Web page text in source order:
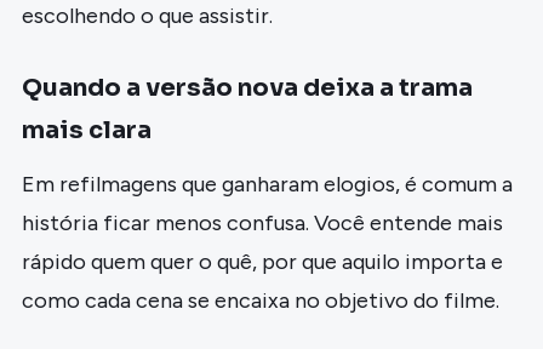
escolhendo o que assistir.
Quando a versão nova deixa a trama
mais clara
Em refilmagens que ganharam elogios, é comum a
história ficar menos confusa. Você entende mais
rápido quem quer o quê, por que aquilo importa e
como cada cena se encaixa no objetivo do filme.